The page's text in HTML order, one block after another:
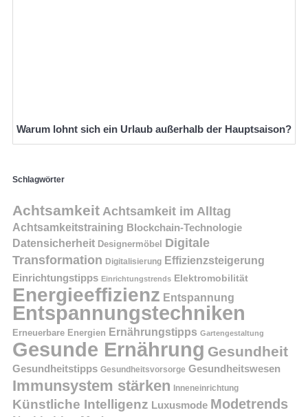
Warum lohnt sich ein Urlaub außerhalb der Hauptsaison?
Schlagwörter
AchtsamkeitAchtsamkeit im Alltag
Achtsamkeitstraining Blockchain-Technologie
Datensicherheit Designermöbel
Digitale
Transformation Digitalisierung Effizienzsteigerung
Einrichtungstipps Einrichtungstrends Elektromobilität
Energieeffizienz Entspannung
Entspannungstechniken
Erneuerbare Energien Ernährungstipps Gartengestaltung
Gesunde Ernährung Gesundheit
Gesundheitstipps Gesundheitsvorsorge Gesundheitswesen
Immunsystem stärken Inneneinrichtung
Künstliche Intelligenz Luxusmode Modetrends